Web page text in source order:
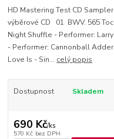
HD Mastering Test CD
výběrové CD 01 BWV. 565
Night Shuffle - Performer:
- Performer: Cannonball
Love Is - Sin... celý popis
Dostupnost Skladem
690 Kč/ks
570 Kč bez DPH